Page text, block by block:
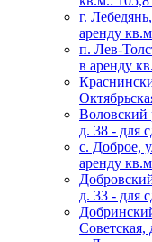
г.
аренду
п. Лев-
в аренду
Воловский
д. 38 - для
с. Доброе,
аренду
д. 33 - для
Советская,